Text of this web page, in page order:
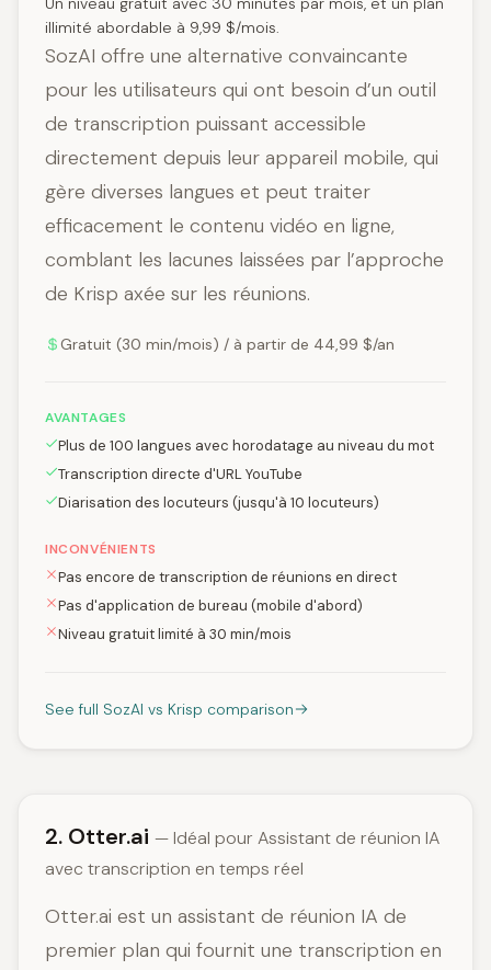
illimité abordable à 9,99 $/mois.
SozAI offre une alternative convaincante
pour les utilisateurs qui ont besoin d’un outil
de transcription puissant accessible
directement depuis leur appareil mobile, qui
gère diverses langues et peut traiter
efficacement le contenu vidéo en ligne,
comblant les lacunes laissées par l’approche
de Krisp axée sur les réunions.
Gratuit (30 min/mois) / à partir de 44,99 $/an
AVANTAGES
Plus de 100 langues avec horodatage au niveau du mot
Transcription directe d'URL YouTube
Diarisation des locuteurs (jusqu'à 10 locuteurs)
INCONVÉNIENTS
Pas encore de transcription de réunions en direct
Pas d'application de bureau (mobile d'abord)
Niveau gratuit limité à 30 min/mois
See full SozAI vs Krisp comparison
2. Otter.ai — Idéal pour Assistant de réunion IA
avec transcription en temps réel
Otter.ai est un assistant de réunion IA de
premier plan qui fournit une transcription en